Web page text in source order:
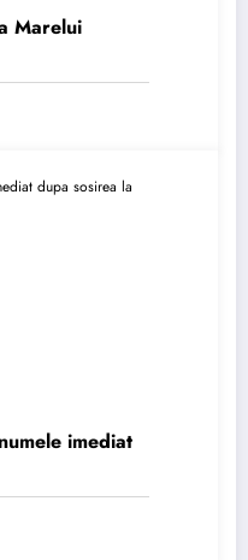
Marelui
imediat